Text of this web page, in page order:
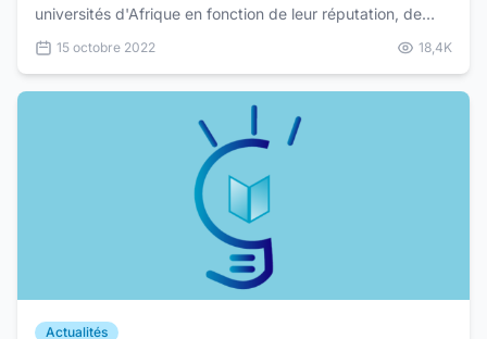
universités d'Afrique en fonction de leur réputation, de
leurs performances de recherche et de l'impact de l...
15 octobre 2022 18,4K
Actualités